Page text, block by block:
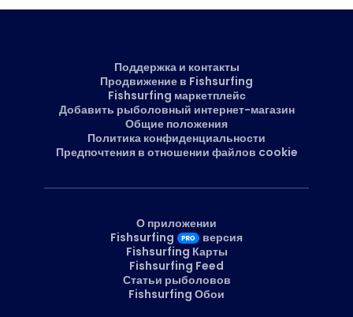
Поддержка и контакты
Продвижение в Fishsurfing
Fishsurfing маркетплейс
Добавить рыболовный интернет-магазин
Общие положения
Политика конфиденциальности
Предпочтения в отношении файлов cookie
О приложении
Fishsurfing
версия
Fishsurfing Карты
Fishsurfing Feed
Статьи рыболовов
Fishsurfing Обои